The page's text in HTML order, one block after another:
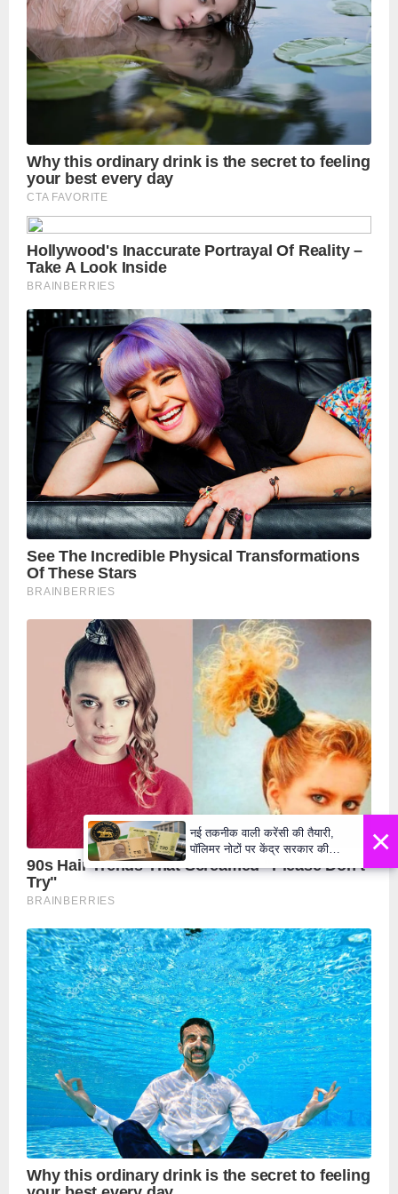
×
नई तकनीक वाली करेंसी की तैयारी,
पॉलिमर नोटों पर केंद्र सरकार की